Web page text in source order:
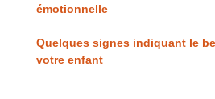
émotionnelle
Quelques signes indiquant le
votre enfant